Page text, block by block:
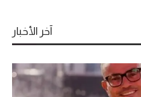
آخر الأخبار